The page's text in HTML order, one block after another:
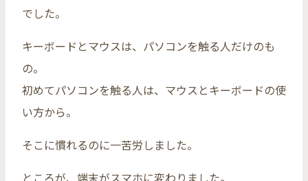
でした。
キーボードとマウスは、パソコンを触る人だけのも
の。
初めてパソコンを触る人は、マウスとキーボードの使
い方から。
そこに慣れるのに一苦労しました。
ところが、端末がスマホに変わりました。